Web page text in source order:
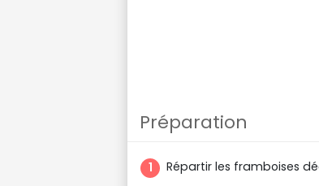
Préparation
Répartir les framboises